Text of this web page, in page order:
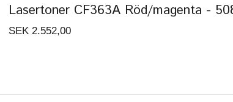
Lasertoner CF363A Röd/magenta -
SEK 2.552,00